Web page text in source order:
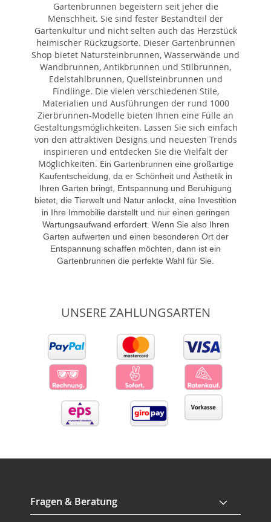
Gartenbrunnen begeistern seit jeher die
Menschheit. Sie sind fester Bestandteil der
Gartenkultur und nicht selten auch das Herzstück
heimischer Rückzugsorte. Dieser Gartenbrunnen
Shop bietet Natursteinbrunnen, Wasserwände und
Wandbrunnen, Antikbrunnen und Stilbrunnen,
Edelstahlbrunnen, Quellsteinbrunnen und
Findlinge. Die vielen verschiedenen Stile,
Materialien und Ausführungen der rund 1000
Zierbrunnen-Modelle bieten Ihnen eine Fülle an
Gestaltungsmöglichkeiten. Lassen Sie sich einfach
von den attraktiven Designs und neuesten Trends
inspirieren und entdecken Sie die Vielfalt der
Möglichkeiten. Ein Gartenbrunnen eine großartige
Kaufentscheidung, da er Schönheit und Ästhetik in
Ihren Garten bringt, Entspannung und Beruhigung
bietet, die Tierwelt und Natur anlockt, eine Investition
in Ihre Immobilie darstellt und nur einen geringen
Wartungsaufwand erfordert. Wenn Sie also Ihren
Garten aufwerten und einen besonderen Ort der
Entspannung schaffen möchten, dann ist ein
Gartenbrunnen die perfekte Wahl für Sie.
UNSERE ZAHLUNGSARTEN
Fragen & Beratung